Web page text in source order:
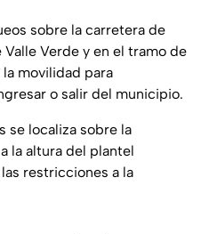
sobre la carretera de
Valle Verde y en el tramo de
movilidad para
o salir del municipio.
se localiza sobre la
la altura del plantel
restricciones a la